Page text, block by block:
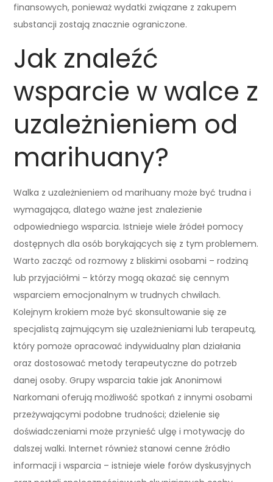
finansowych, ponieważ wydatki związane z zakupem
substancji zostają znacznie ograniczone.
Jak znaleźć
wsparcie w walce z
uzależnieniem od
marihuany?
Walka z uzależnieniem od marihuany może być trudna i
wymagająca, dlatego ważne jest znalezienie
odpowiedniego wsparcia. Istnieje wiele źródeł pomocy
dostępnych dla osób borykających się z tym problemem.
Warto zacząć od rozmowy z bliskimi osobami – rodziną
lub przyjaciółmi – którzy mogą okazać się cennym
wsparciem emocjonalnym w trudnych chwilach.
Kolejnym krokiem może być skonsultowanie się ze
specjalistą zajmującym się uzależnieniami lub terapeutą,
który pomoże opracować indywidualny plan działania
oraz dostosować metody terapeutyczne do potrzeb
danej osoby. Grupy wsparcia takie jak Anonimowi
Narkomani oferują możliwość spotkań z innymi osobami
przeżywającymi podobne trudności; dzielenie się
doświadczeniami może przynieść ulgę i motywację do
dalszej walki. Internet również stanowi cenne źródło
informacji i wsparcia – istnieje wiele forów dyskusyjnych